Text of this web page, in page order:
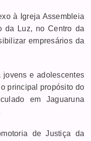
à Igreja Assembleia
da Luz, no Centro da
empresários da
e adolescentes
principal propósito do
em Jaguaruna
de Justiça da